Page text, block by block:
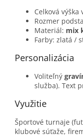
Celková
Rozmer
Materiál: mix
Farby: zlatá /
Personalizácia
Voliteľný
služba). Text
Využitie
Športové turnaje
klubové súťaže,